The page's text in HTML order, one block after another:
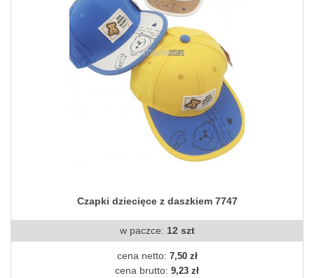
Czapki dziecięce z daszkiem 7747
w paczce: 12 szt
cena netto: 7,50 zł
cena brutto: 9,23 zł